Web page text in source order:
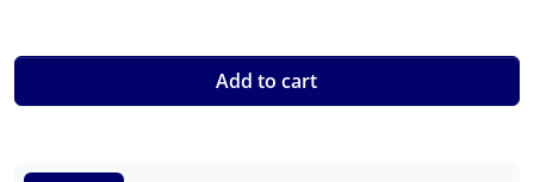
Add to cart